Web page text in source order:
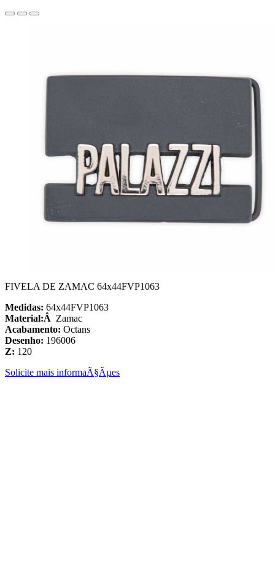
FIVELA DE ZAMAC 64x44FVP1063
Medidas: 64x44FVP1063
Material:Â Zamac
Acabamento: Octans
Desenho: 196006
Z: 120
Solicite mais informaÃ§Ãµes